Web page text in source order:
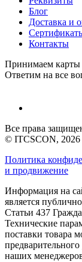
Блог
Доставка и
Контакты
Принимаем карты
Ответим на все
Все права
© ITCSCON, 2026
Политика
и продвижение
Информация на
является
Статьи 437
Технические
поставки товара
наших